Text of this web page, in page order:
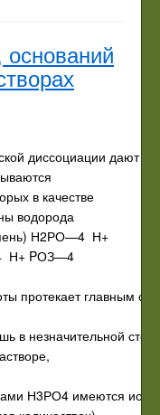
диссоциации дают
в качестве
водорода
Н2РО—4 Н+
Н+ PОЗ—4
протекает главным
в незначительной
Н3РО4 имеются ионы